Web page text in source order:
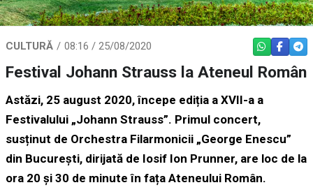
CULTURĂ 08:16 / 25/08/2020 WHATSAPP
Festival Johann Strauss la Ateneul Român
Astăzi, 25 august 2020, începe ediția a XVII-a a
Festivalului „Johann Strauss”. Primul concert,
susținut de Orchestra Filarmonicii „George Enescu”
din București, dirijată de Iosif Ion Prunner, are loc de la
ora 20 și 30 de minute în fața Ateneului Român.